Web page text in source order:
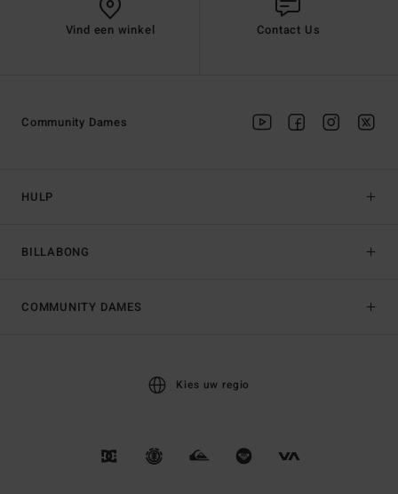
Vind een winkel Contact Us
HULP
BILLABONG
Community Dames
COMMUNITY DAMES
Kies uw regio